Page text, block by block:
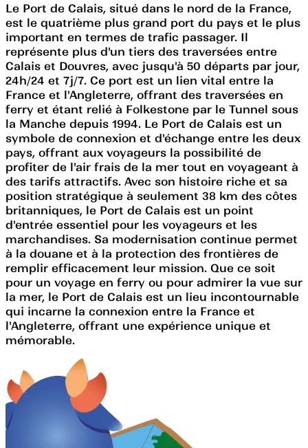
Le Port de Calais, situé dans le nord de la France,
est le quatrième plus grand port du pays et le plus
important en termes de trafic passager. Il
représente plus d'un tiers des traversées entre
Calais et Douvres, avec jusqu'à 50 départs par jour,
24h/24 et 7j/7. Ce port est un lien vital entre la
France et l'Angleterre, offrant des traversées en
ferry et étant relié à Folkestone par le Tunnel sous
la Manche depuis 1994. Le Port de Calais est un
symbole de connexion et d'échange entre les deux
pays, offrant aux voyageurs la possibilité de
profiter de l'air frais de la mer tout en voyageant à
des tarifs attractifs. Avec son histoire riche et sa
position stratégique à seulement 38 km des côtes
britanniques, le Port de Calais est un point
d'entrée essentiel pour les voyageurs et les
marchandises. Sa modernisation continue permet
à la douane et à la protection des frontières de
remplir efficacement leur mission. Que ce soit
pour un voyage en ferry ou pour admirer la vue sur
la mer, le Port de Calais est un lieu incontournable
qui incarne la connexion entre la France et
l'Angleterre, offrant une expérience unique et
mémorable.